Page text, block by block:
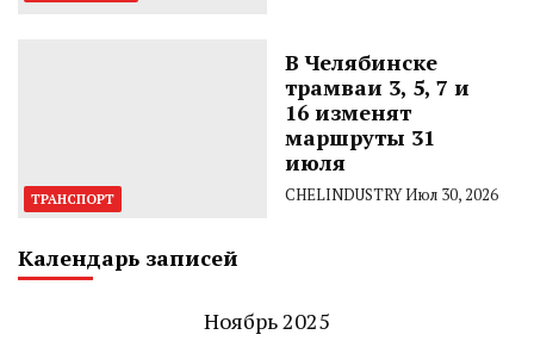
ТРАНСПОРТ
В Челябинске
трамваи 3, 5, 7 и
16 изменят
маршруты 31
июля
CHELINDUSTRYИюл 30, 2026
Календарь записей
Ноябрь 2025